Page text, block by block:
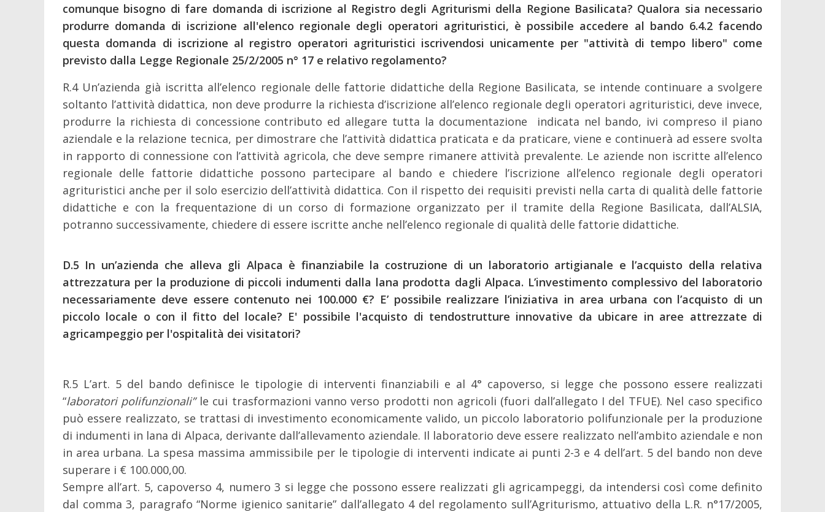
comunque bisogno di fare domanda di iscrizione al Registro degli Agriturismi della Regione Basilicata? Qualora sia necessario
produrre domanda di iscrizione all'elenco regionale degli operatori agrituristici, è possibile accedere al bando 6.4.2 facendo
questa domanda di iscrizione al registro operatori agrituristici iscrivendosi unicamente per "attività di tempo libero" come
previsto dalla Legge Regionale 25/2/2005 n° 17 e relativo regolamento?
R.4 Un’azienda già iscritta all’elenco regionale delle fattorie didattiche della Regione Basilicata, se intende continuare a svolgere
soltanto l’attività didattica, non deve produrre la richiesta d’iscrizione all’elenco regionale degli operatori agrituristici, deve invece,
produrre la richiesta di concessione contributo ed allegare tutta la documentazione indicata nel bando, ivi compreso il piano
aziendale e la relazione tecnica, per dimostrare che l’attività didattica praticata e da praticare, viene e continuerà ad essere svolta
in rapporto di connessione con l’attività agricola, che deve sempre rimanere attività prevalente. Le aziende non iscritte all’elenco
regionale delle fattorie didattiche possono partecipare al bando e chiedere l’iscrizione all’elenco regionale degli operatori
agrituristici anche per il solo esercizio dell’attività didattica. Con il rispetto dei requisiti previsti nella carta di qualità delle fattorie
didattiche e con la frequentazione di un corso di formazione organizzato per il tramite della Regione Basilicata, dall’ALSIA,
potranno successivamente, chiedere di essere iscritte anche nell’elenco regionale di qualità delle fattorie didattiche.
D.5 In un’azienda che alleva gli Alpaca è finanziabile la costruzione di un laboratorio artigianale e l’acquisto della relativa
attrezzatura per la produzione di piccoli indumenti dalla lana prodotta dagli Alpaca. L’investimento complessivo del laboratorio
necessariamente deve essere contenuto nei 100.000 €? E’ possibile realizzare l’iniziativa in area urbana con l’acquisto di un
piccolo locale o con il fitto del locale? E' possibile l'acquisto di tendostrutture innovative da ubicare in aree attrezzate di
agricampeggio per l'ospitalità dei visitatori?
R.5 L’art. 5 del bando definisce le tipologie di interventi finanziabili e al 4° capoverso, si legge che possono essere realizzati
“laboratori polifunzionali” le cui trasformazioni vanno verso prodotti non agricoli (fuori dall’allegato I del TFUE). Nel caso specifico
può essere realizzato, se trattasi di investimento economicamente valido, un piccolo laboratorio polifunzionale per la produzione
di indumenti in lana di Alpaca, derivante dall’allevamento aziendale. Il laboratorio deve essere realizzato nell’ambito aziendale e non
in area urbana. La spesa massima ammissibile per le tipologie di interventi indicate ai punti 2-3 e 4 dell’art. 5 del bando non deve
superare i € 100.000,00.
Sempre all’art. 5, capoverso 4, numero 3 si legge che possono essere realizzati gli agricampeggi, da intendersi così come definito
dal comma 3, paragrafo “Norme igienico sanitarie” dall’allegato 4 del regolamento sull’Agriturismo, attuativo della L.R. n°17/2005,